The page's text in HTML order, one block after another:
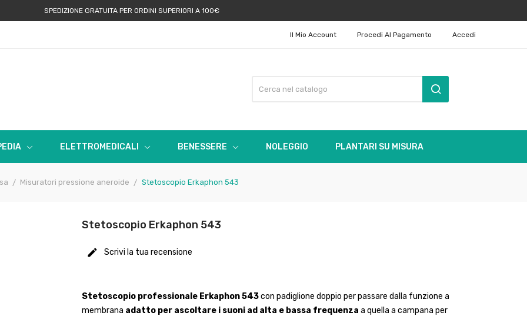
SPEDIZIONE GRATUITA PER ORDINI SUPERIORI A 100€
Il Mio Account Procedi Al Pagamento Accedi
ELETTROMEDICALI BENESSERE NOLEGGIO PLANTARI SU MISURA
Misuratori pressione aneroide Stetoscopio Erkaphon 543
Stetoscopio Erkaphon 543
Scrivi la tua recensione
Stetoscopio professionale Erkaphon 543con padiglione doppio per passare dalla funzione a
membrana adatto per ascoltare i suoni ad alta e bassa frequenza a quella a campana per